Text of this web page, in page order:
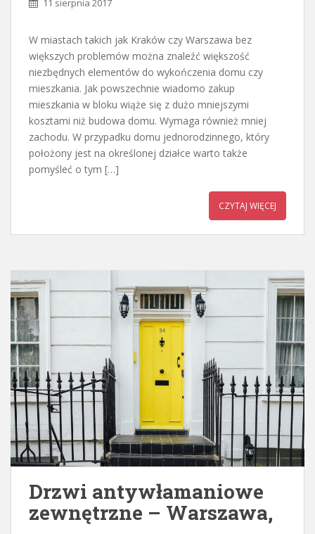
11 sierpnia 2017
W miastach takich jak Kraków czy Warszawa bez
większych problemów można znaleźć większość
niezbędnych elementów do wykończenia domu czy
mieszkania. Jak powszechnie wiadomo zakup
mieszkania w bloku wiąże się z dużo mniejszymi
kosztami niż budowa domu. Wymaga również mniej
zachodu. W przypadku domu jednorodzinnego, który
położony jest na określonej działce warto także
pomyśleć o tym […]
CZYTAJ WIĘCEJ
Drzwi antywłamaniowe
zewnętrzne – Warszawa,